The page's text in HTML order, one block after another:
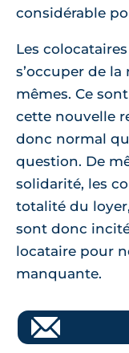
considérable
Les
s’occuper de
mêmes. Ce
cette nouvelle
donc normal
question. De
solidarité, les
totalité du
sont donc
locataire pour
manquante.